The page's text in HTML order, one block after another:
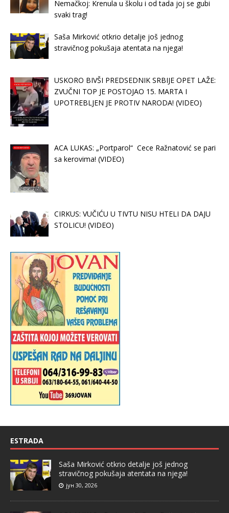
Nemačkoj: Krenula u školu i od tada joj se gubi
svaki trag!
Saša Mirković otkrio detalje još jednog
stravičnog pokušaja atentata na njega!
USKORO BIVŠI PREDSEDNIK SRBIJE OPET LAŽE:
ZVUČNI TOP JE POSTOJAO 15. MARTA I
UPOTREBLJEN JE PROTIV NARODA! (VIDEO)
ACA LUKAS: „Portparol“ Cece Ražnatović se pari
sa kerovima! (VIDEO)
CIRKUS: VUČIĆU U TIVTU NISU HTELI DA DAJU
STOLICU! (VIDEO)
ESTRADA
Saša Mirković otkrio detalje još jednog
stravičnog pokušaja atentata na njega!
јун 30, 2026